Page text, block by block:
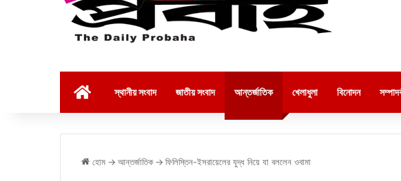
স্থানীয় সংবাদ জাতীয় সংবাদ আন্তর্জাতিক খেলাধুলা বিনোদন
হোম → আন্তর্জাতিক → ফিলিস্তিন-ইসরায়েলের যুদ্ধ নিয়ে যা বললেন ওবামা